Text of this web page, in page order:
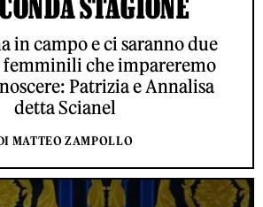
STAGIONE
in campo e ci saranno due
che impareremo
Patrizia e Annalisa
detta Scianel
MATTEO ZAMPOLLO